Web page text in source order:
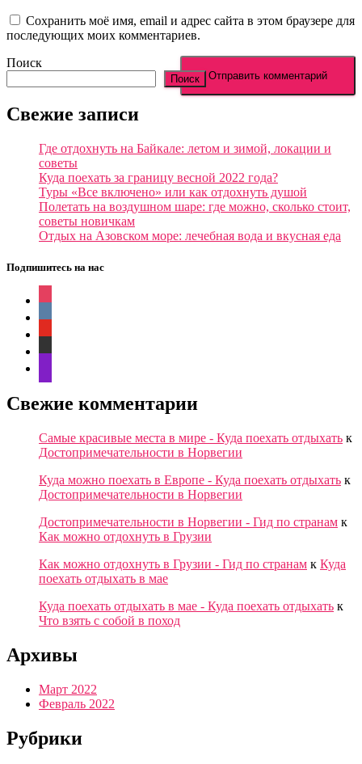
Сохранить моё имя, email и адрес сайта в этом браузере для
последующих моих комментариев.
Поиск
Поиск
Свежие записи
Где отдохнуть на Байкале: летом и зимой, локации и
советы
Куда поехать за границу весной 2022 года?
Туры «Все включено» или как отдохнуть душой
Полетать на воздушном шаре: где можно, сколько стоит,
советы новичкам
Отдых на Азовском море: лечебная вода и вкусная еда
Подпишитесь на нас
Свежие комментарии
Cамые красивые места в мире - Куда поехать отдыхать к
Достопримечательности в Норвегии
Куда можно поехать в Европе - Куда поехать отдыхать к
Достопримечательности в Норвегии
Достопримечательности в Норвегии - Гид по странам к
Как можно отдохнуть в Грузии
Как можно отдохнуть в Грузии - Гид по странам к Куда
поехать отдыхать в мае
Куда поехать отдыхать в мае - Куда поехать отдыхать к
Что взять с собой в поход
Архивы
Март 2022
Февраль 2022
Рубрики